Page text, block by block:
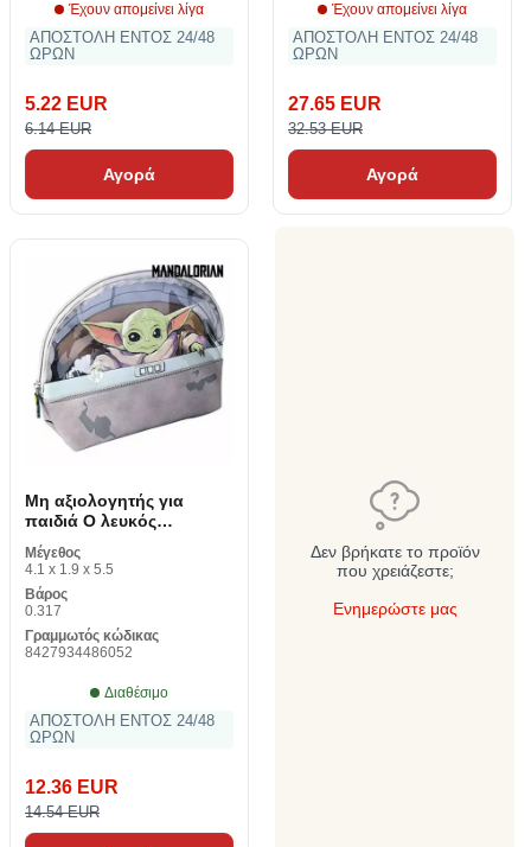
Έχουν απομείνει λίγα
ΑΠΟΣΤΟΛΗ ΕΝΤΟΣ 24/48
ΩΡΩΝ
5.22 EUR
6.14 EUR
Αγορά
Έχουν απομείνει λίγα
ΑΠΟΣΤΟΛΗ ΕΝΤΟΣ 24/48
ΩΡΩΝ
27.65 EUR
32.53 EUR
Αγορά
Μη αξιολογητής για
παιδιά Ο λευκός
μανδαλοριανός
Μέγεθος
4.1 x 1.9 x 5.5
Βάρος
0.317
Γραμμωτός κώδικας
8427934486052
Διαθέσιμο
ΑΠΟΣΤΟΛΗ ΕΝΤΟΣ 24/48
ΩΡΩΝ
12.36 EUR
14.54 EUR
Δεν βρήκατε το προϊόν
που χρειάζεστε;
Ενημερώστε μας